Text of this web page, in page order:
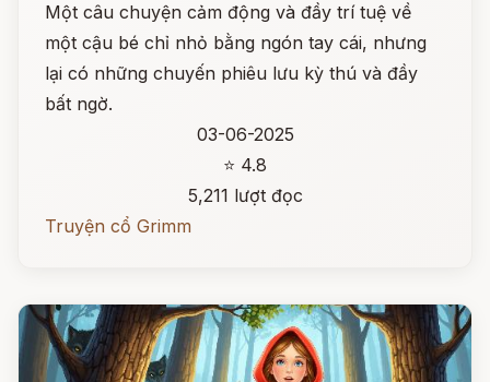
Một câu chuyện cảm động và đầy trí tuệ về
một cậu bé chỉ nhỏ bằng ngón tay cái, nhưng
lại có những chuyến phiêu lưu kỳ thú và đầy
bất ngờ.
03-06-2025
⭐ 4.8
5,211 lượt đọc
Truyện cổ Grimm